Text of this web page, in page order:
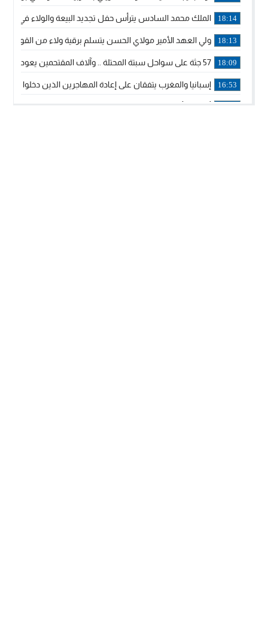
18:14 الملك محمد السادس يترأس حفل تجديد البيعة والولاء في
18:13 ولي العهد الأمير مولاي الحسن يتسلم برقية ولاء من القوات
18:09 57 جثة على سواحل سبتة المحتلة .. وآلاف المقتحمين يعودون إلى المغرب
16:53 إسبانيا والمغرب يتفقان على إعادة المهاجرين الذين دخلوا سبتة